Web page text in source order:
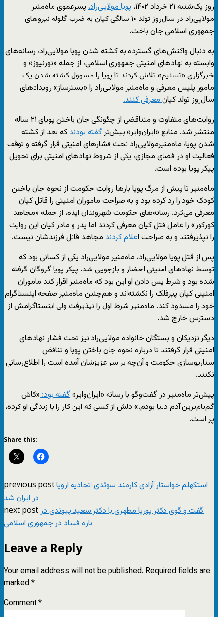
روز یک‌شنبه ۲۱ خرداد ۱۴۰۲، پویا مولایی‌راد، پسرعموی ماه‌منیر
مولایی‌راد در سال‌روز تولد ۱۰ سالگی کیان به ضرب گلوله نیروهای
جمهوری اسلامی جان باخت.
به دنبال واکنش‌های گسترده به کشته شدن پویا مولایی‌راد، رسانه‌های
وابسته به نهادهای امنیتی جمهوری اسلامی، از جمله «نورنیوز» و
خبرگزاری «تسنیم» تلاش کردند تا پویا را مسوول کشته شدن یک
مامور پلیس معرفی و ماه‌منیر مولایی‌راد را «بسترساز» رویدادهای
سال‌روز تولد کیانمعرفی کنند.
روایت‌های متفاوت و متناقضی از چگونگی جان باختن پویای ۲۱ ساله
منتشر شد. منابع «ایران‌وایر» پیش‌ترگفته بودندکه بعد از کشته
شدن پویا، ماه‌منیرمولایی‌راد تحت فشارهای امنیتی قرار گرفته و توقف
فعالیت‌ او در فضای مجازی، یکی از شروط نهادهای امنیتی برای تحویل
پیکر پویا بوده است.
ماه‌منیر تا پیش از مرگ پویا بارها روایت حکومت از نحوه جان باختن
کودک خود را رد کرده بود و به صراحت ماموران امنیتی را قاتل کیان
معرفی می‌کرد. رسانه‌های حکومت شهروندان ایذه، از جمله «مجاهد
کورکور» را عامل قتل کیان معرفی کردند اما پدر و مادر کیان این روایت
را نپذیرفتند و به صراحت اعلام کردند مجاهد قاتل فرزندشان نیست.
پس از قتل پویا مولایی‌راد، ماه‌منیر مولایی‌راد یکی از کسانی بود که
توسط نهادهای امنیتی احضار و بازجویی شد. پیکر پویا گروگان گرفته
شده بود و شرط پس دادن او این بود که ماه‌منیر اقرار کند ماموران
امنیتی کیان پیرفلک را نکشته‌اند و هم‌چنین ماه‌منیر صفحه اینستاگرام
خود را مسدود کند. ماه‌منیر شرط اول را نپذیرفت ولی اینستاگرامش از
دسترس خارج شد.
دیگر نزدیکان و بستگان خانواده مولایی‌راد نیز تحت فشار نهادهای
امنیتی قرار گرفتند تا درباره نحوه جان باختن پویا و تناقض
سناریوسازی حکومت و آن‌چه بر سر عزیزشان آمده است را اطلاع‌رسانی
نکنند.
پیش‌تر ماه‌منیر در گفت‌وگو با رسانه «ایران‌وایر»گفته بود:«کاش
گم‌نام‌ترین آدم دنیا بودم.» دلش از کسی که این کار را با زندگی‌ او کرده،
پر است.
Share this:
previous postاستکهلم خواستار آزادی کارمند سوئدی اتحادیه اروپا
در ایران شد
next post گفت و گوی دکتر پوریا مطهری با دکتر سعید پیوندی در
باره فساد در جمهوری اسلامی
Leave a Reply
Your email address will not be published. Required fields are
marked*
Comment*